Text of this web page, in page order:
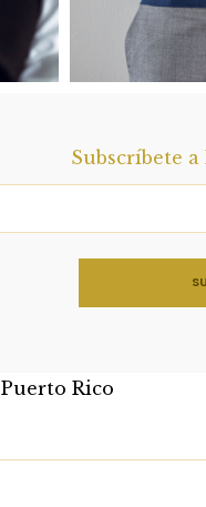
Subscríbete
Puerto Rico